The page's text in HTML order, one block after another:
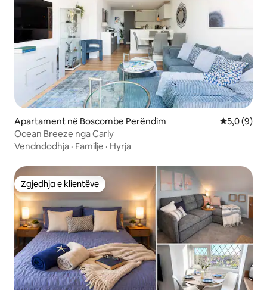
Apartament në Boscombe Perëndim Vlerësimi
5,0 (9)
Ocean Breeze nga Carly
Vendndodhja · Familje · Hyrja
Zgjedhja e klientëve
Zgjedhja e klientëve